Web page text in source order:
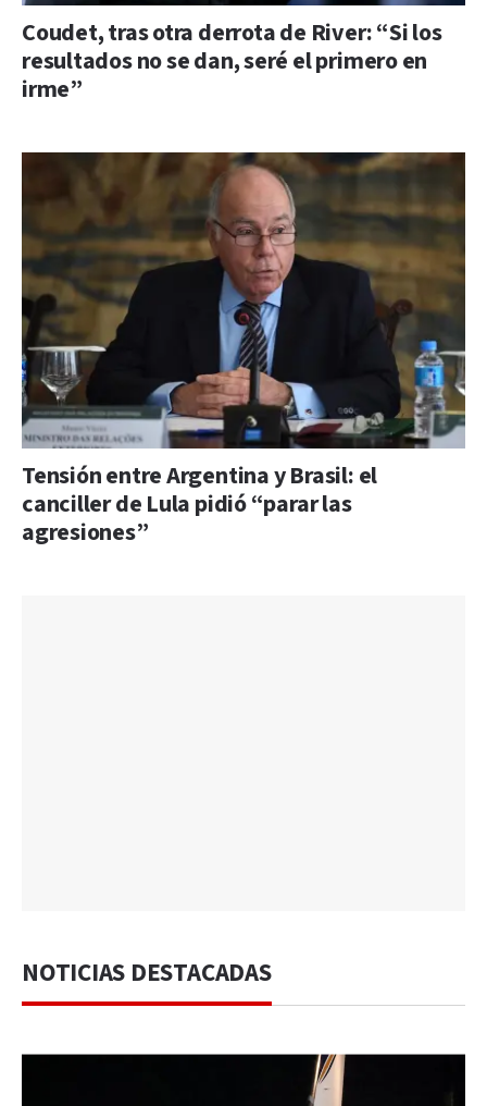
Coudet, tras otra derrota de River: “Si los
resultados no se dan, seré el primero en
irme”
Tensión entre Argentina y Brasil: el
canciller de Lula pidió “parar las
agresiones”
NOTICIAS DESTACADAS